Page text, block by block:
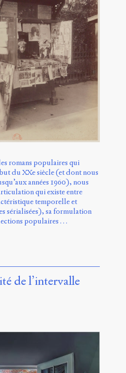
romans populaires qui
du XXe siècle (et dont nous
années 1960), nous
qui existe entre
temporelle et
sérialisées), sa formulation
populaires …
de l’intervalle